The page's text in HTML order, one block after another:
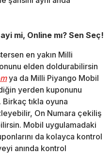
mi, Online mı? Sen Seç!
en yakın Milli
elden doldurabilirsin
ya da Milli Piyango Mobil
yerden kuponunu
tıkla oyuna
On Numara çekiliş
Mobil uygulamadaki
da kolayca kontrol
anında kontrol